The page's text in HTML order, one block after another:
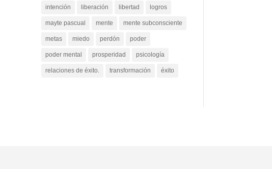
intención liberación libertad logros
mayte pascual mente mente subconsciente
metas miedo perdón poder
poder mental prosperidad psicología
relaciones de éxito. transformación éxito